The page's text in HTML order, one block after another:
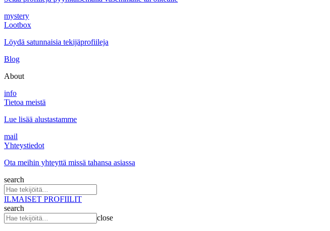
mystery
Lootbox
Löydä satunnaisia tekijäprofiileja
Blog
About
info
Tietoa meistä
Lue lisää alustastamme
mail
Yhteystiedot
Ota meihin yhteyttä missä tahansa asiassa
search
ILMAISET PROFIILIT
search
close